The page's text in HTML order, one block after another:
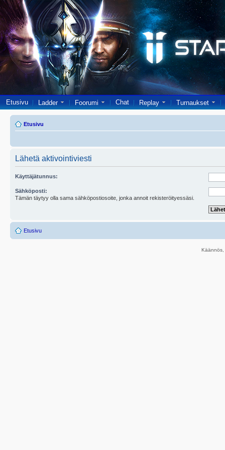
Etusivu Ladder Foorumi Chat Replay Turnaukset
Etusivu
Lähetä aktivointiviesti
Käyttäjätunnus:
Sähköposti:
Tämän täytyy olla sama sähköpostiosoite, jonka annoit rekisteröityessäsi.
Etusivu